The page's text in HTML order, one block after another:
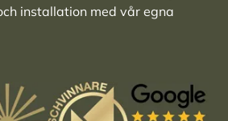
installation med vår egna